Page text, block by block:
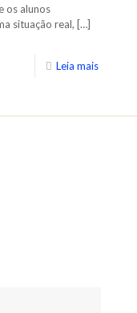
os alunos
situação real, […]
Leia mais